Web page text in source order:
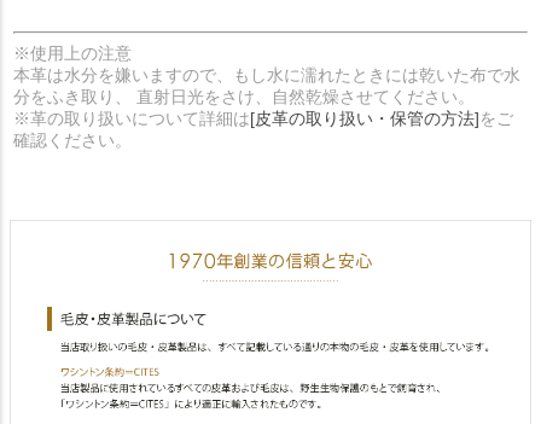
※使用上の注意
本革は水分を嫌いますので、もし水に濡れたときには乾いた布で水
分をふき取り、 直射日光をさけ、自然乾燥させてください。
※革の取り扱いについて詳細は[皮革の取り扱い・保管の方法]をご
確認ください。